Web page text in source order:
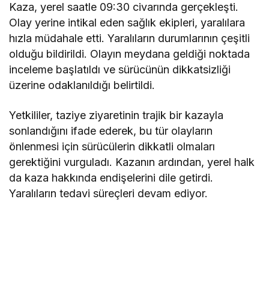
Kaza, yerel saatle 09:30 civarında gerçekleşti.
Olay yerine intikal eden sağlık ekipleri, yaralılara
hızla müdahale etti. Yaralıların durumlarının çeşitli
olduğu bildirildi. Olayın meydana geldiği noktada
inceleme başlatıldı ve sürücünün dikkatsizliği
üzerine odaklanıldığı belirtildi.
Yetkililer, taziye ziyaretinin trajik bir kazayla
sonlandığını ifade ederek, bu tür olayların
önlenmesi için sürücülerin dikkatli olmaları
gerektiğini vurguladı. Kazanın ardından, yerel halk
da kaza hakkında endişelerini dile getirdi.
Yaralıların tedavi süreçleri devam ediyor.